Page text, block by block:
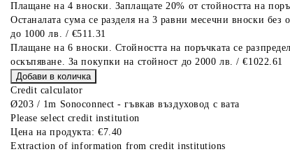
Плащане на 4 вноски. Заплащате 20% от стойността на
Останалата сума се разделя на 3 равни месечни вноски без
до 1000 лв. / €511.31
Плащане на 6 вноски. Стойността на поръчката се
оскъпяване. За покупки на стойност до 2000 лв. / €1022.61
Credit calculator
Ø203 / 1m Sonoconnect - гъвкав въздуховод с вата
Please select credit institution
Цена на продукта: €7.40
Extraction of information from credit institutions